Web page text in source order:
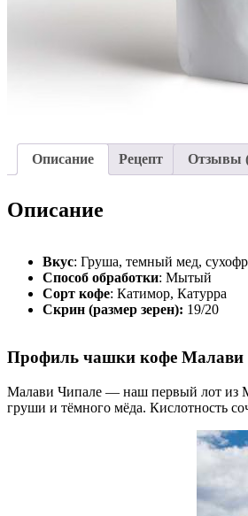
Описание Рецепт Отзывы
Описание
Вкус: Груша, темный мед,
Способ обработки: Мытый
Сорт кофе: Катимор, Катурра
Скрин (размер зерен): 19/20
Профиль чашки кофе Малави
Малави Чипале — наш первый лот из
груши и тёмного мёда. Кислотность